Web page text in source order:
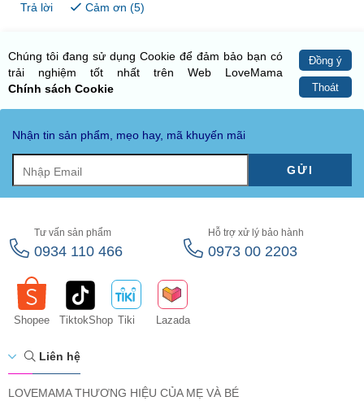
Trả lời
Cảm ơn (5)
Chúng tôi đang sử dụng Cookie để đảm bảo bạn có
trải nghiệm tốt nhất trên Web LoveMama
Chính sách Cookie
Đồng ý
Thoát
Nhận tin sản phẩm, mẹo hay, mã khuyến mãi
GỬI
Tư vấn sản phẩm
0934 110 466
Hỗ trợ xử lý bảo hành
0973 00 2203
Shopee TiktokShop Tiki Lazada
Liên hệ
LOVEMAMA THƯƠNG HIỆU CỦA MẸ VÀ BÉ